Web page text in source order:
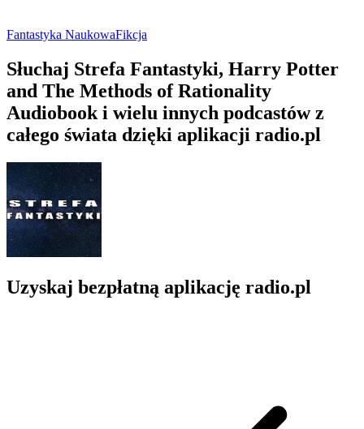
Fantastyka NaukowaFikcja
Słuchaj Strefa Fantastyki, Harry Potter
and The Methods of Rationality
Audiobook i wielu innych podcastów z
całego świata dzięki aplikacji radio.pl
Uzyskaj bezpłatną aplikację radio.pl